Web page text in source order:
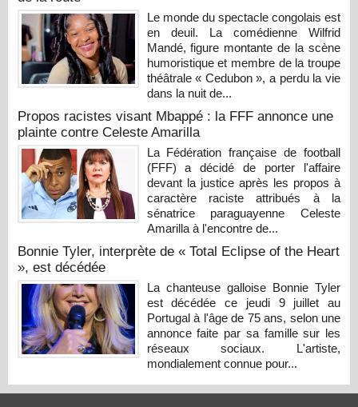
Le monde du spectacle congolais est
en deuil. La comédienne Wilfrid
Mandé, figure montante de la scène
humoristique et membre de la troupe
théâtrale « Cedubon », a perdu la vie
dans la nuit de...
Propos racistes visant Mbappé : la FFF annonce une
plainte contre Celeste Amarilla
La Fédération française de football
(FFF) a décidé de porter l'affaire
devant la justice après les propos à
caractère raciste attribués à la
sénatrice paraguayenne Celeste
Amarilla à l'encontre de...
Bonnie Tyler, interprète de « Total Eclipse of the Heart
», est décédée
La chanteuse galloise Bonnie Tyler
est décédée ce jeudi 9 juillet au
Portugal à l'âge de 75 ans, selon une
annonce faite par sa famille sur les
réseaux sociaux. L'artiste,
mondialement connue pour...